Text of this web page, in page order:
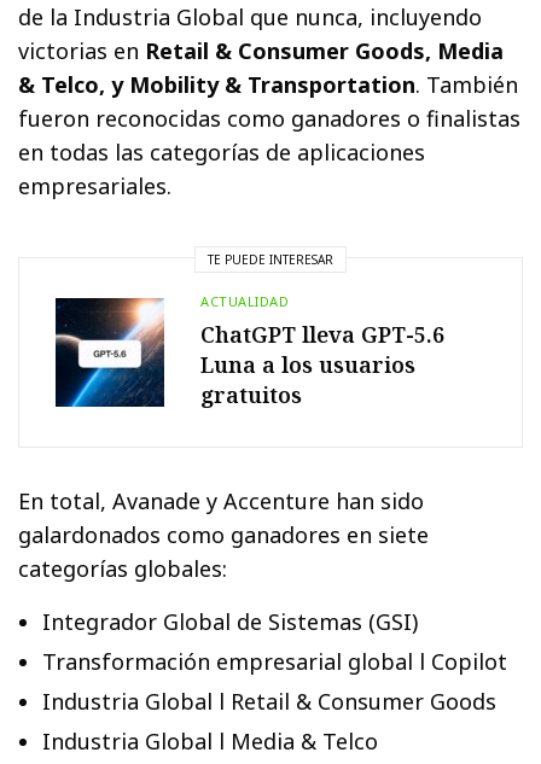
de la Industria Global que nunca, incluyendo
victorias en Retail & Consumer Goods, Media
& Telco, y Mobility & Transportation. También
fueron reconocidas como ganadores o finalistas
en todas las categorías de aplicaciones
empresariales.
TE PUEDE INTERESAR
ACTUALIDAD
ChatGPT lleva GPT-5.6
Luna a los usuarios
gratuitos
En total, Avanade y Accenture han sido
galardonados como ganadores en siete
categorías globales:
Integrador Global de Sistemas (GSI)
Transformación empresarial global l Copilot
Industria Global l Retail & Consumer Goods
Industria Global l Media & Telco